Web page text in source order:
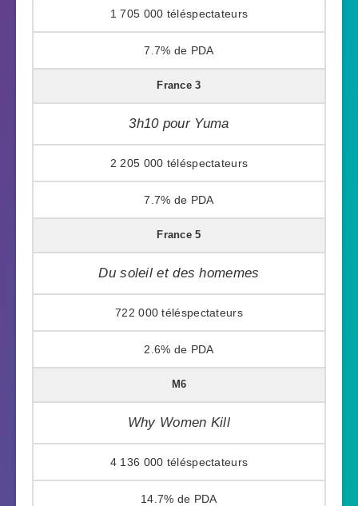
1 705 000
7.7%
France 3
3h10 pour Yuma
2 205 000
7.7%
France 5
Du soleil et des homemes
722 000
2.6%
M6
Why Women Kill
4 136 000
14.7%